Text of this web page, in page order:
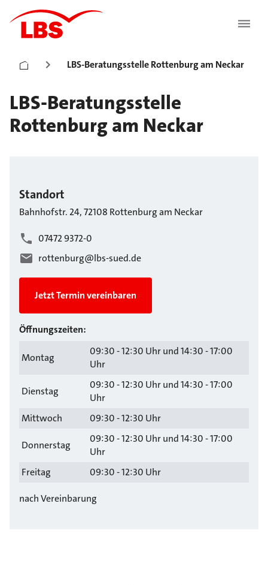
LBS-Beratungsstelle Rottenburg am Neckar
LBS-Beratungsstelle
Rottenburg am Neckar
Standort
Bahnhofstr. 24,72108 Rottenburg am Neckar
07472 9372-0
rottenburg@lbs-sued.de
Jetzt Termin vereinbaren
Öffnungszeiten:
Montag
09:30 - 12:30 Uhr und 14:30 - 17:00
Uhr
Dienstag
09:30 - 12:30 Uhr und 14:30 - 17:00
Uhr
Mittwoch
09:30 - 12:30 Uhr
Donnerstag
09:30 - 12:30 Uhr und 14:30 - 17:00
Uhr
Freitag
09:30 - 12:30 Uhr
nach Vereinbarung